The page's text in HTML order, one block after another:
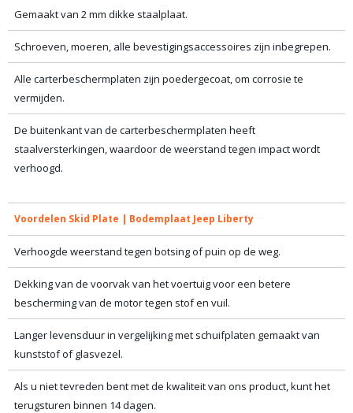
Gemaakt van 2 mm dikke staalplaat.
Schroeven, moeren, alle bevestigingsaccessoires zijn inbegrepen.
Alle carterbeschermplaten zijn poedergecoat, om corrosie te
vermijden.
De buitenkant van de carterbeschermplaten heeft
staalversterkingen, waardoor de weerstand tegen impact wordt
verhoogd.
Voordelen Skid Plate | Bodemplaat Jeep Liberty
Verhoogde weerstand tegen botsing of puin op de weg.
Dekking van de voorvak van het voertuig voor een betere
bescherming van de motor tegen stof en vuil.
Langer levensduur in vergelijking met schuifplaten gemaakt van
kunststof of glasvezel.
Als u niet tevreden bent met de kwaliteit van ons product, kunt het
terugsturen binnen 14 dagen.